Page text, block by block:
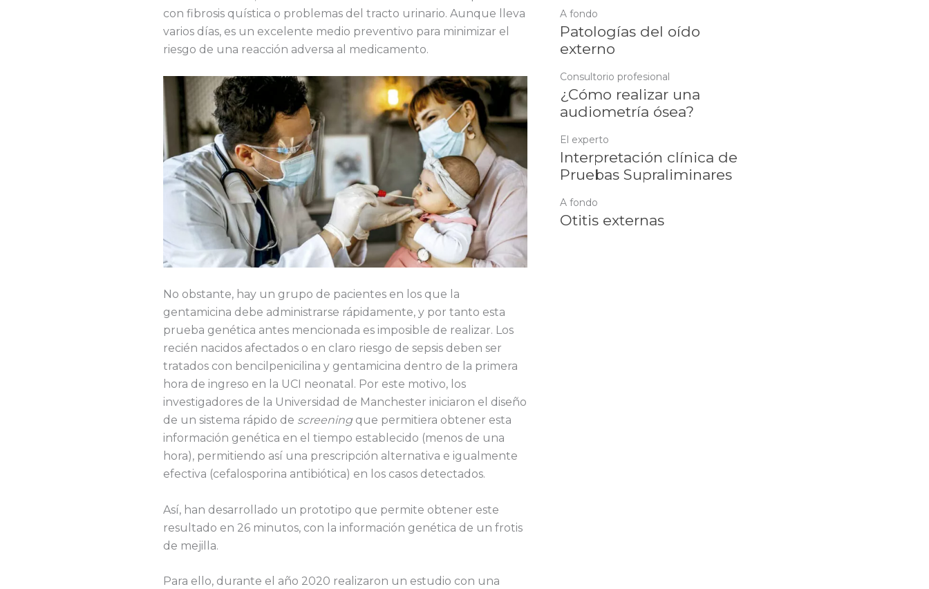
con fibrosis quística o problemas del tracto urinario. Aunque lleva
varios días, es un excelente medio preventivo para minimizar el
riesgo de una reacción adversa al medicamento.
No obstante, hay un grupo de pacientes en los que la
gentamicina debe administrarse rápidamente, y por tanto esta
prueba genética antes mencionada es imposible de realizar. Los
recién nacidos afectados o en claro riesgo de sepsis deben ser
tratados con bencilpenicilina y gentamicina dentro de la primera
hora de ingreso en la UCI neonatal. Por este motivo, los
investigadores de la Universidad de Manchester iniciaron el diseño
de un sistema rápido de screeningque permitiera obtener esta
información genética en el tiempo establecido (menos de una
hora), permitiendo así una prescripción alternativa e igualmente
efectiva (cefalosporina antibiótica) en los casos detectados.
Así, han desarrollado un prototipo que permite obtener este
resultado en 26 minutos, con la información genética de un frotis
de mejilla.
Para ello, durante el año 2020 realizaron un estudio con una
A fondo
Patologías del oído
externo
Consultorio profesional
¿Cómo realizar una
audiometría ósea?
El experto
Interpretación clínica de
Pruebas Supraliminares
A fondo
Otitis externas